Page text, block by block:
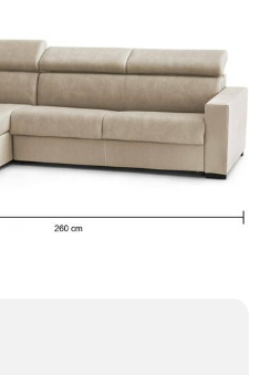
produit en quelques
minutes DIMENSIONS
DU PRODUIT -
Dimensions du canapé :
Longueur : 260cm
Largeur : 180 cm Hauteur
: 85/102cm - Largeur
Hauteur assise/lit : 45cm